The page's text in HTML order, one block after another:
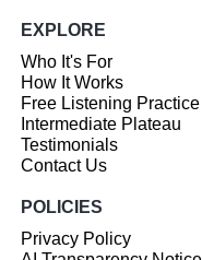
EXPLORE
Who It's For
How It Works
Free Listening Practice
Intermediate Plateau
Testimonials
Contact Us
POLICIES
Privacy Policy